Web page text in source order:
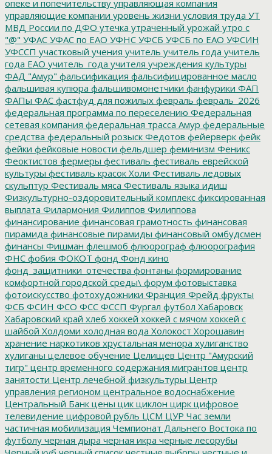
опеке и попечительству управляющая компания
управляющие компании уровень жизни условия труда УТ
МВД России по ДФО утечка утраченный урожай утро с
"@" УФАС УФАС по ЕАО УФНС УФСБ УФСБ по ЕАО УФСИН
УФССП участковый учения учитель учитель года учитель
года ЕАО учитель_года учителя учреждения культуры
ФАД "Амур" фальсификация фальсифицированное масло
фальшивая купюра фальшивомонетчики фанфурики ФАП
ФАПы ФАС фастфуд для пожилых февраль февраль_2026
федеральная программа по переселению Федеральная
сетевая компания федеральная трасса Амур федеральные
средства федеральный розыск Федотов фейерверк фейк
фейки фейковые новости фельдшер феминизм Феникс
Феоктистов фермеры фестиваль фестиваль еврейской
культуры фестиваль красок Холи Фестиваль ледовых
скульптур Фестиваль мяса Фестиваль языка идиш
Физкультурно-оздоровительный комплекс фиксированная
выплата Филармония Филиппов Филиппова
финансирование финансовая грамотность финансовая
пирамида финансовые пирамиды финансовый омбудсмен
финансы Фишман флешмоб флюорограф флюорография
ФНС фобия ФОКОТ фонд Фонд кино
фонд_защитники_отечества фонтаны формирование
комфортной городской среды\ форум фотовыставка
фотоискусство фотохудожники Франция Фрейд фрукты
ФСБ ФСИН ФСО ФСС ФССП Фургал футбол Хабаровск
Хабаровский край хлеб хоккей хоккей с мячом хоккей с
шайбой Холдоми холодная вода Холокост Хорошавин
хранение наркотиков хрустальная менора хулиганство
хулиганы целевое обучение Целищев Центр "Амурский
тигр" центр временного содержания мигрантов центр
занятости Центр лечебной физкультуры Центр
управления регионом центральное водоснабжение
Центральный Банк цены цик циклон цирк цифровое
телевидение цифровой рубль ЦСМ ЦУР Час земли
частичная мобилизация Чемпионат Дальнего Востока по
футболу черная дыра черная икра черные лесорубы